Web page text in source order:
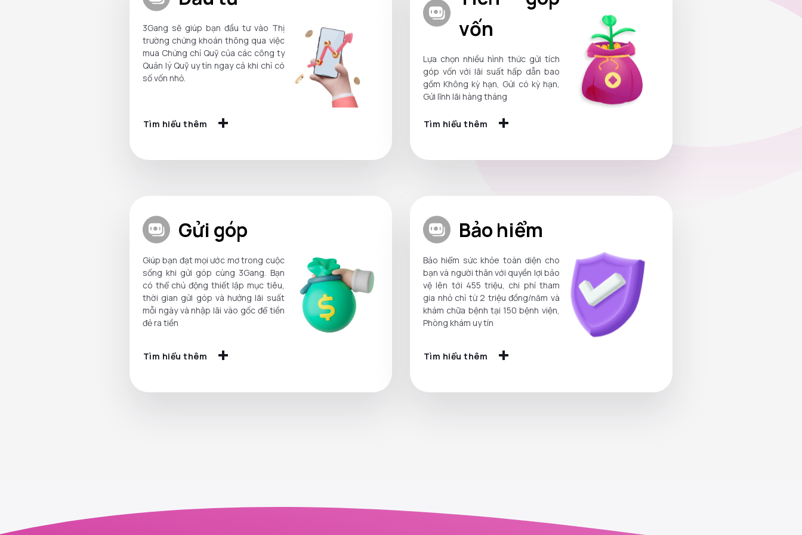
3Gang sẽ giúp bạn đầu tư vào Thị
trường chứng khoán thông qua việc
mua Chứng chỉ Quỹ của các công ty
Quản lý Quỹ uy tín ngay cả khi chỉ có
số vốn nhỏ.
Tìm hiểu thêm
vốn
Lựa chọn nhiều hình thức gửi tích
góp vốn với lãi suất hấp dẫn bao
gồm Không kỳ hạn, Gửi có kỳ hạn,
Gửi lĩnh lãi hàng tháng
Tìm hiểu thêm
Gửi góp
Giúp bạn đạt mọi ước mơ trong cuộc
sống khi gửi góp cùng 3Gang. Bạn
có thể chủ động thiết lập mục tiêu,
thời gian gửi góp và hưởng lãi suất
mỗi ngày và nhập lãi vào gốc để tiền
đẻ ra tiền
Tìm hiểu thêm
Bảo hiểm
Bảo hiểm sức khỏe toàn diện cho
bạn và người thân với quyền lợi bảo
vệ lên tới 455 triệu, chi phí tham
gia nhỏ chỉ từ 2 triệu đồng/năm và
khám chữa bệnh tại 150 bệnh viện,
Phòng khám uy tín
Tìm hiểu thêm